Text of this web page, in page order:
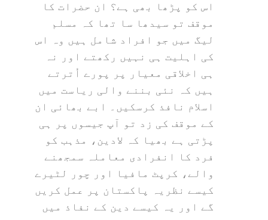
اس کو پڑھا بھی ہے؟ ان حضرات کا
موقف تو سیدھا سا تھا کہ مسلم
لیگ میں جو افراد شامل ہیں وہ اس
کی اہلیت ہی نہیں رکھتے اور نہ
ہی اخلاقی معیار پر پورے اُترتے
ہیں کہ نئی بننے والی ریاست میں
اسلام نافذ کرسکیں۔ ابے بھائی ان
کے موقف کی زد تو آپ جیسوں پر ہی
پڑتی ہے بھیا کہ لادین، مذہب کو
فرد کا انفرادی معاملہ سمجھنے
والے، کرپٹ مافیا اور چور لٹیرے
کیسے نظریہ پاکستان پر عمل کریں
گے اور یہ کیسے دین کے نفاذ میں